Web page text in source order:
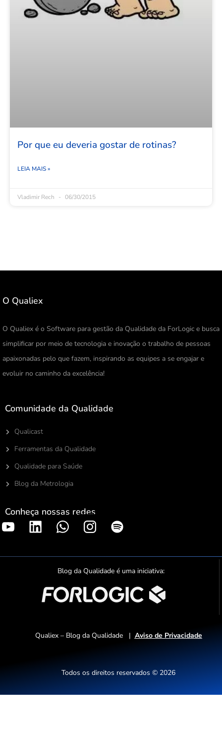
Por que eu deveria gostar de rotinas?
LEIA MAIS »
Vladimir Rech 06/30/2015
O Qualiex
O Qualiex é o Software para gestão da Qualidade da ForLogic e busca
simplificar por meio de tecnologia e inovação o trabalho de pessoas
apaixonadas pelo que fazem, inspirando as equipes a se engajar e
evoluir no caminho da excelência!
Comunidade da Qualidade
Qualicast
Ferramentas da Qualidade
Qualidade para Saúde
Blog da Metrologia
Conheça nossas redes
S
o
t
i
f
y
Blog da Qualidade é uma iniciativa:
Qualiex – Blog da Qualidade | Aviso de Privacidade
Todos os direitos reservados © 2026